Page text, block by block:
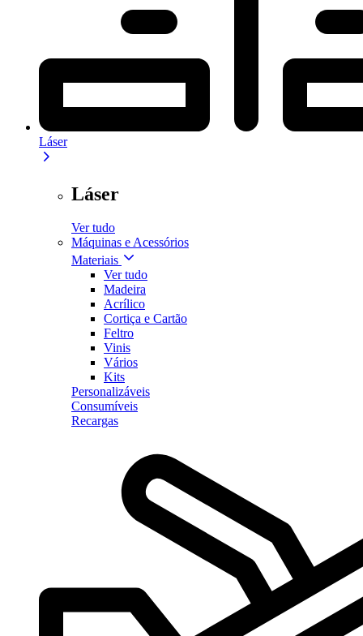
Láser
Láser
Ver tudo
Máquinas e Acessórios
Materiais
Ver tudo
Madeira
Acrílico
Cortiça e Cartão
Feltro
Vinis
Vários
Kits
Personalizáveis
Consumíveis
Recargas